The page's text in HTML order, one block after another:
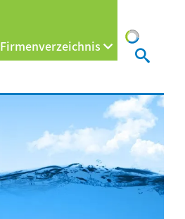
Firmenverzeichnis